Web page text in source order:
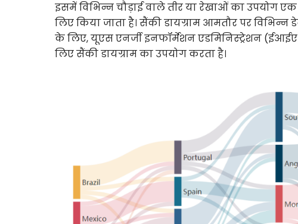
इसमें विभिन्न चौड़ाई वाले तीर या रेखाओं का उपयोग
लिए किया जाता है। सैंकी डायग्राम आमतौर पर विभिन्न
के लिए, यूएस एनर्जी इनफॉर्मेशन एडमिनिस्ट्रेशन
लिए सैंकी डायग्राम का उपयोग करता है।